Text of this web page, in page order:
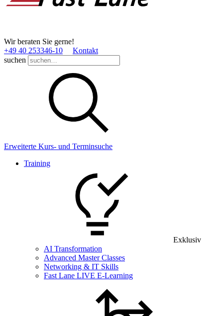
Wir beraten Sie gerne!
+49 40 253346­-10
Kontakt
suchen
Erweiterte Kurs- und Terminsuche
Training
Exklusiv
AI Transformation
Advanced Master Classes
Networking & IT Skills
Fast Lane LIVE E-Learning